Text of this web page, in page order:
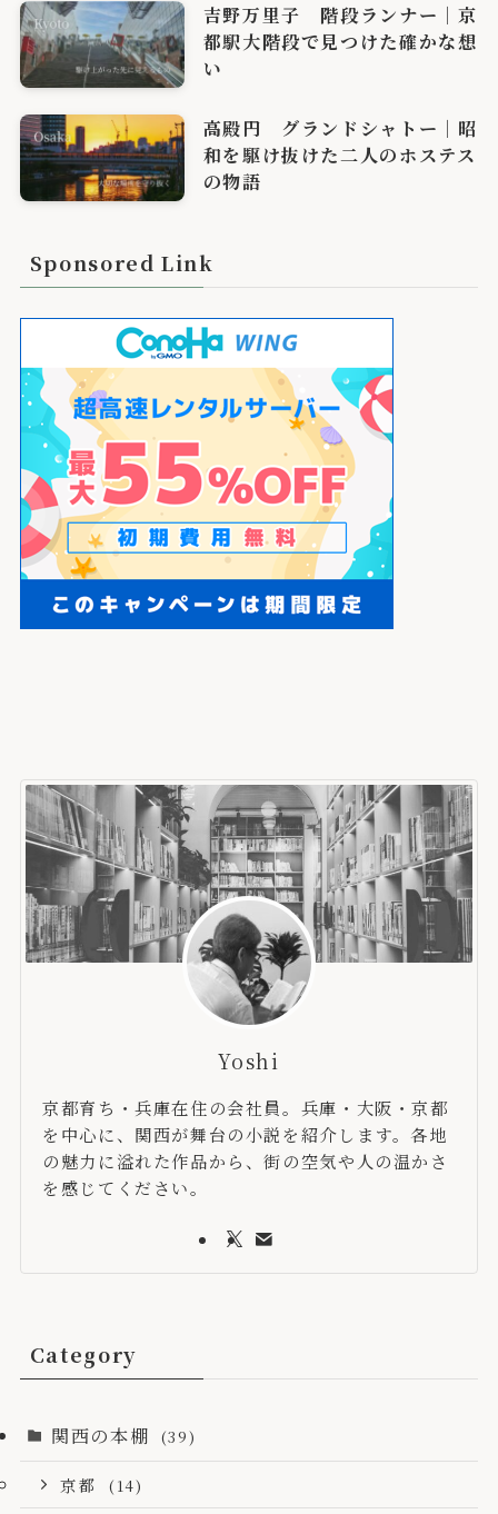
吉野万里子 階段ランナー｜京
都駅大階段で見つけた確かな想
い
高殿円 グランドシャトー｜昭
和を駆け抜けた二人のホステス
の物語
Sponsored Link
Yoshi
京都育ち・兵庫在住の会社員。兵庫・大阪・京都
を中心に、関西が舞台の小説を紹介します。各地
の魅力に溢れた作品から、街の空気や人の温かさ
を感じてください。
Category
関西の本棚 (39)
京都 (14)